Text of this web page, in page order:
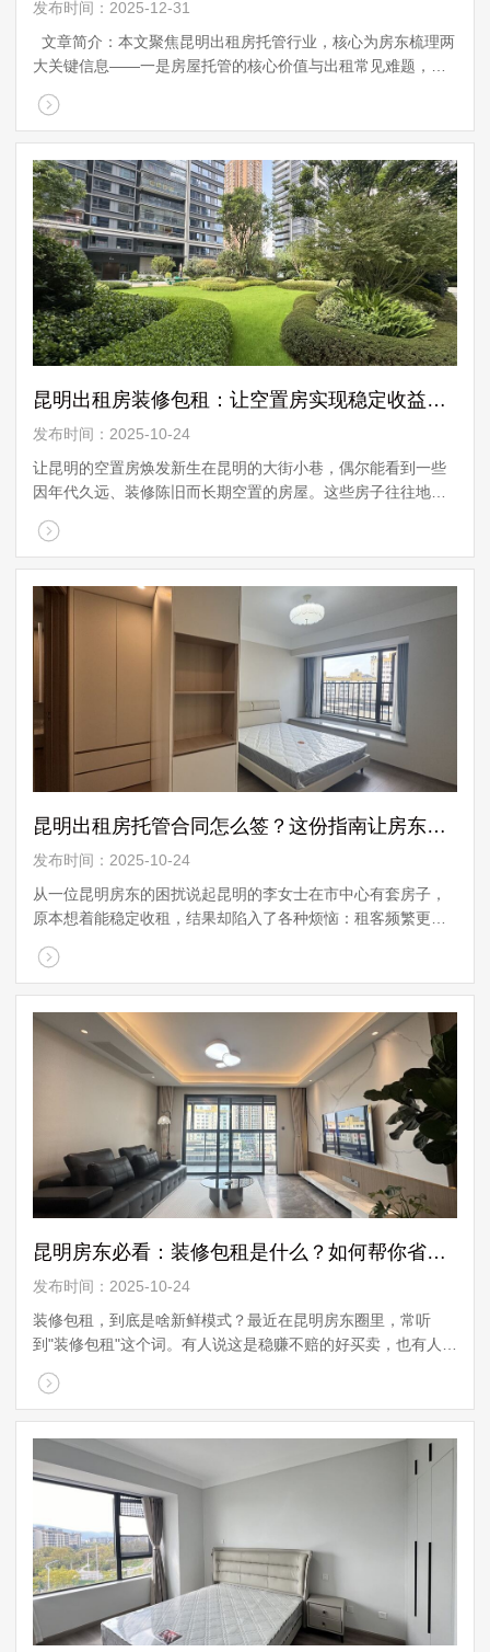
发布时间：2025-12-31
文章简介：本文聚焦昆明出租房托管行业，核心为房东梳理两
大关键信息——一是房屋托管的核心价值与出租常见难题，二
点，助力昆明 ...
昆明出租房装修包租：让空置房实现稳定收益的可行模式
发布时间：2025-10-24
让昆明的空置房焕发新生在昆明的大街小巷，偶尔能看到一些
因年代久远、装修陈旧而长期空置的房屋。这些房子往往地段
实上，通过专业的装修包租模式，这些空置 ...
昆明出租房托管合同怎么签？这份指南让房东真正省心
发布时间：2025-10-24
从一位昆明房东的困扰说起昆明的李女士在市中心有套房子，
原本想着能稳定收租，结果却陷入了各种烦恼：租客频繁更
换、租金时常拖欠、房屋维修琐事不断。让她头疼的是，有次
卫生间漏水，租客、维修工、物业之间互相推 ...
昆明房东必看：装修包租是什么？如何帮你省心收租还增值？
发布时间：2025-10-24
装修包租，到底是啥新鲜模式？最近在昆明房东圈里，常听
到"装修包租"这个词。有人说这是稳赚不赔的好买卖，也有人持
观望态度。那它到底是什么意思？简单来说，装修包租就是：
你的房子，我们出 ...